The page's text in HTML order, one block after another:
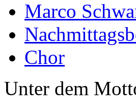
Marco
Chor
Unter dem